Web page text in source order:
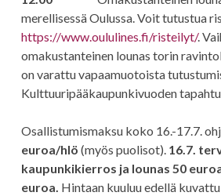
merellisessä Oulussa. Voit tutustua
https://www.oululines.fi/risteilyt/.
omakustanteinen lounas torin
on varattu vapaamuotoista
Kulttuuripääkaupunkivuoden
Osallistumismaksu koko 16.-17.7.
euroa/hlö (myös puolisot).16.7.
kaupunkikierros ja lounas 50
euroa. Hintaan kuuluu edellä